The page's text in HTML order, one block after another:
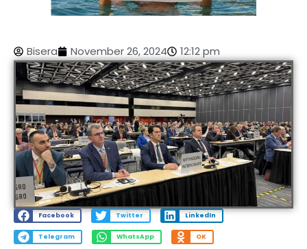
Bisera November 26, 2024 12:12 pm
Facebook Twitter LinkedIn
Telegram WhatsApp OK